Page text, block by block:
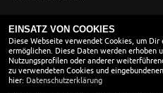
ÖFFNUNGSZEITEN
ÖFFNUNGSZEITEN
Montag:
geschlossen
EINSATZ VON COOKIES
Diese Webseite verwendet Cookies, um Dir
ermöglichen. Diese Daten werden erhoben
Nutzungsprofilen oder anderer
zu verwendeten Cookies und
hier: Datenschutzerklärung